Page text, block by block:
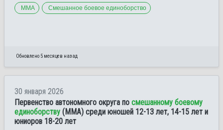
ММА Смешанное боевое единоборство
Обновлено 5 месяцев назад
30 января 2026
Первенство автономного округа по смешанному боевому
единоборству (ММА) среди юношей 12-13 лет, 14-15 лет и
юниоров 18-20 лет